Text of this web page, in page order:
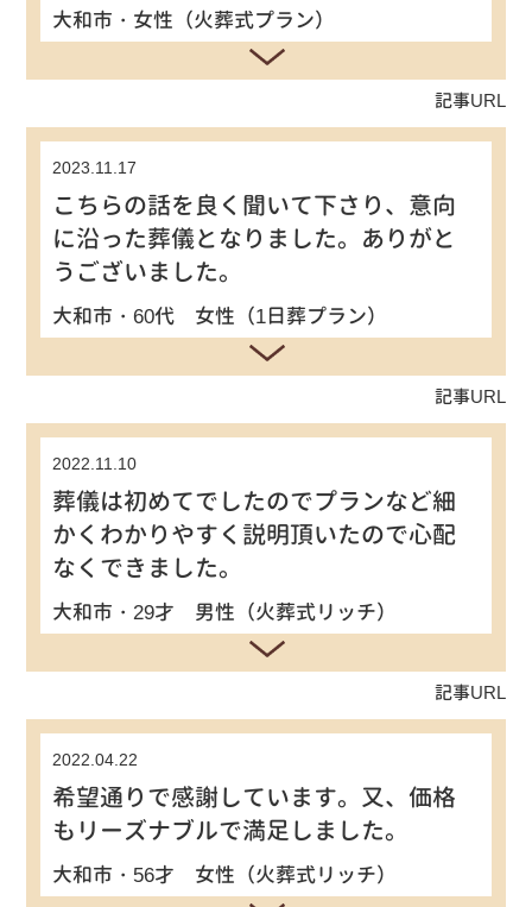
大和市・女性（火葬式プラン）
記事URL
2023.11.17
こちらの話を良く聞いて下さり、意向
に沿った葬儀となりました。ありがと
うございました。
大和市・60代 女性（1日葬プラン）
記事URL
2022.11.10
葬儀は初めてでしたのでプランなど細
かくわかりやすく説明頂いたので心配
なくできました。
大和市・29才 男性（火葬式リッチ）
記事URL
2022.04.22
希望通りで感謝しています。又、価格
もリーズナブルで満足しました。
大和市・56才 女性（火葬式リッチ）